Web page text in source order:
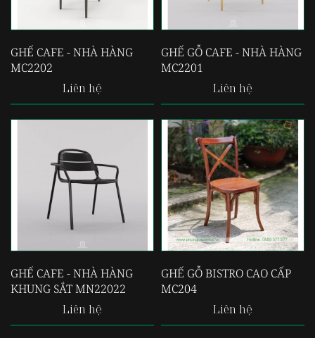
GHẾ CAFE - NHÀ HÀNG
MC2202
Liên hệ
GHẾ GỖ CAFE - NHÀ HÀNG
MC2201
Liên hệ
GHẾ CAFE - NHÀ HÀNG
KHUNG SẮT MN22022
Liên hệ
GHẾ GỖ BISTRO CAO CẤP
MC204
Liên hệ